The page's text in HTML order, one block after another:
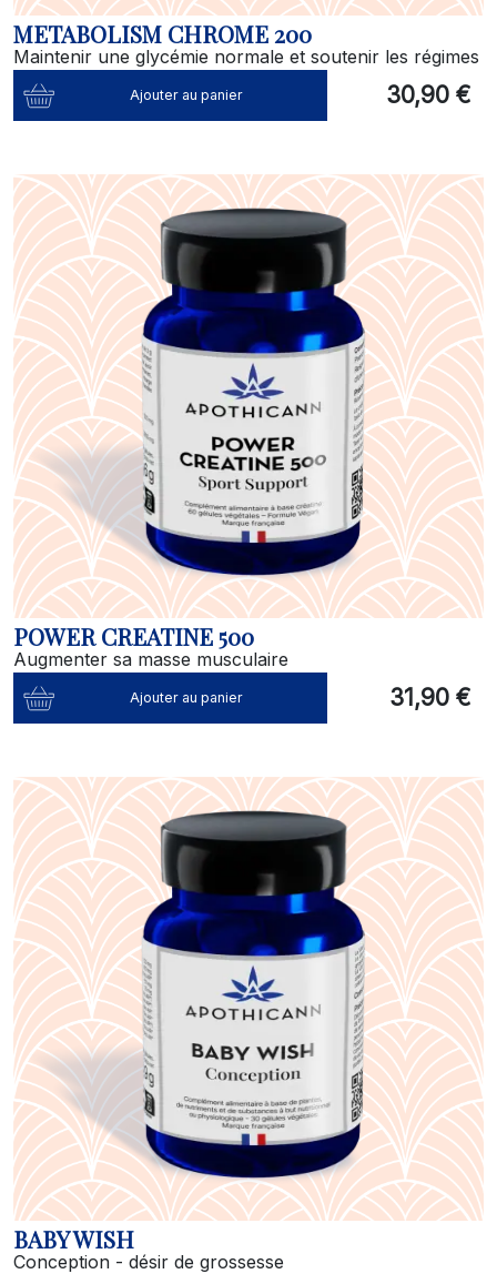
METABOLISM CHROME 200
Maintenir une glycémie normale et soutenir les régimes
Ajouter au panier 30,90 €
POWER CREATINE 500
Augmenter sa masse musculaire
Ajouter au panier 31,90 €
BABY WISH
Conception - désir de grossesse